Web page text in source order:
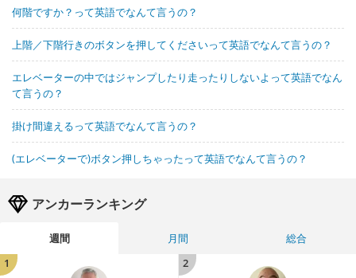
何階ですか？って英語でなんて言うの？
上階／下階行きのボタンを押してくださいって英語でなんて言うの？
エレベーターの中ではジャンプしたり走ったりしないよって英語でなん
て言うの？
掛け間違えるって英語でなんて言うの？
(エレベーターで)ボタン押しちゃったって英語でなんて言うの？
アンカーランキング
週間 月間
総合
1
2